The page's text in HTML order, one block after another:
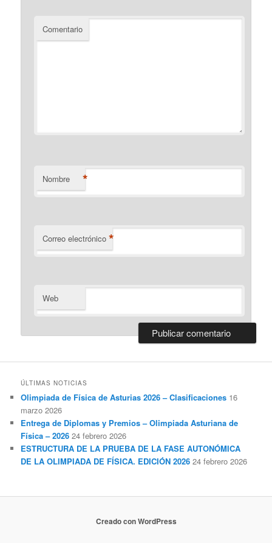
Comentario
Nombre *
Correo electrónico *
Web
ÚLTIMAS NOTICIAS
Olimpiada de Física de Asturias 2026 – Clasificaciones 16
marzo 2026
Entrega de Diplomas y Premios – Olimpiada Asturiana de
Física – 2026 24 febrero 2026
ESTRUCTURA DE LA PRUEBA DE LA FASE AUTONÓMICA
DE LA OLIMPIADA DE FÍSICA. EDICIÓN 2026 24 febrero 2026
Creado con WordPress